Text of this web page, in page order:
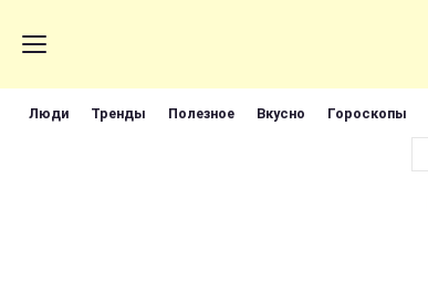
Люди Тренды Полезное Вкусно Гороскопы